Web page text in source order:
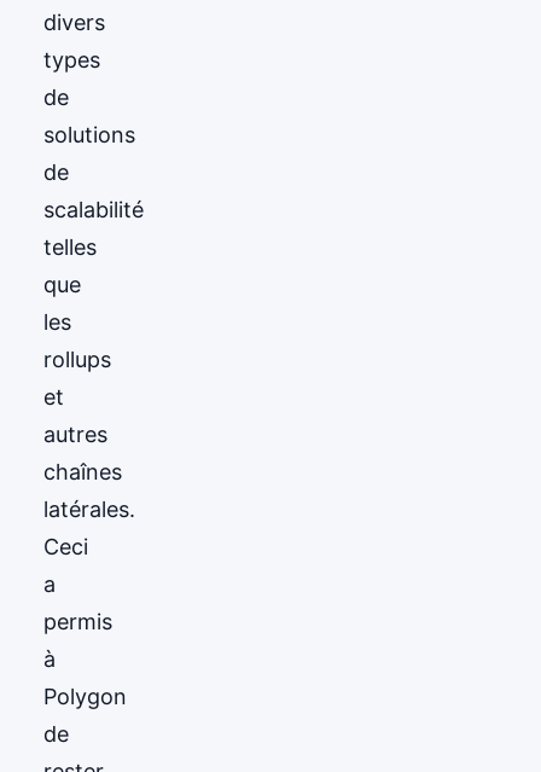
divers
types
de
solutions
de
scalabilité
telles
que
les
rollups
et
autres
chaînes
latérales.
Ceci
a
permis
à
Polygon
de